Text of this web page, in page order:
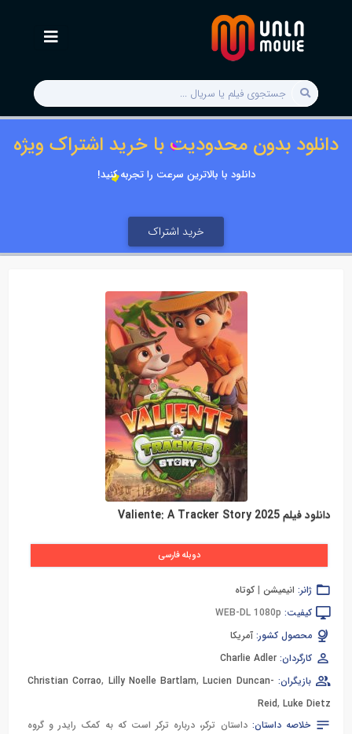
دانلود بدون محدودیت با خرید اشتراک ویژه
دانلود با بالاترین سرعت را تجربه کنید!
خرید اشتراک
دانلود فیلم Valiente: A Tracker Story 2025
دوبله فارسی
ژانر: انیمیشن | کوتاه
کیفیت: WEB-DL 1080p
محصول کشور: آمریکا
کارگردان: Charlie Adler
بازیگران:
Christian Corrao, Lilly Noelle Bartlam,Lucien Duncan-
Reid, Luke Dietz
خلاصه داستان:داستان ترکر، درباره ترکر است که به کمک رایدر و گروه